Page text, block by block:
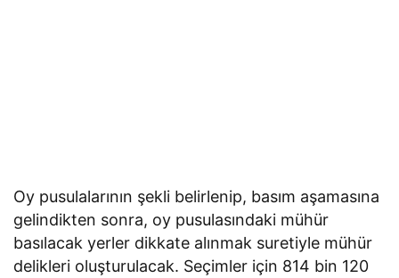
Oy pusulalarının şekli belirlenip, basım aşamasına
gelindikten sonra, oy pusulasındaki mühür
basılacak yerler dikkate alınmak suretiyle mühür
delikleri oluşturulacak. Seçimler için 814 bin 120